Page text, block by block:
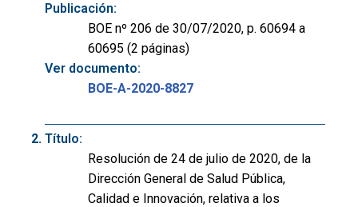
Publicación:
BOE nº 206 de 30/07/2020, p. 60694 a
60695 (2 páginas)
Ver documento:
BOE-A-2020-8827
Título:
Resolución de 24 de julio de 2020, de la
Dirección General de Salud Pública,
Calidad e Innovación, relativa a los